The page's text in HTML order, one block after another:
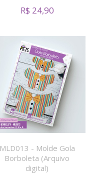
R$ 24,90
MLD013 - Molde Gola
Borboleta (Arquivo
digital)